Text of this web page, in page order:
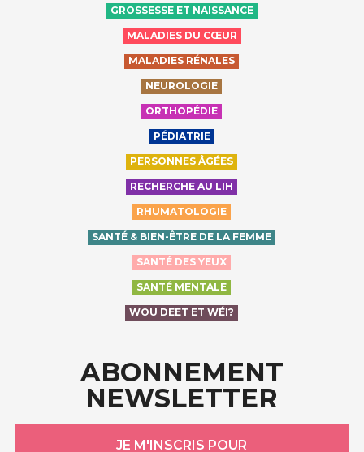
GROSSESSE ET NAISSANCE
MALADIES DU CŒUR
MALADIES RÉNALES
NEUROLOGIE
ORTHOPÉDIE
PÉDIATRIE
PERSONNES ÂGÉES
RECHERCHE AU LIH
RHUMATOLOGIE
SANTÉ & BIEN-ÊTRE DE LA FEMME
SANTÉ DES YEUX
SANTÉ MENTALE
WOU DEET ET WÉI?
ABONNEMENT
NEWSLETTER
JE M'INSCRIS POUR